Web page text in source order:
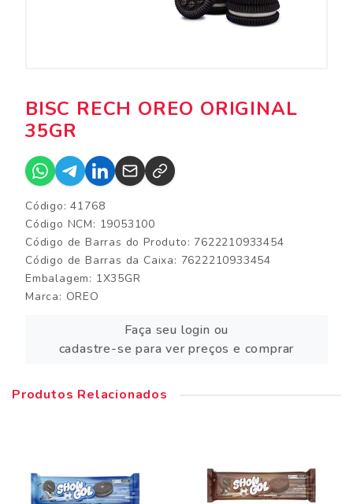
BISC RECH OREO ORIGINAL
35GR
Código: 41768
Código NCM: 19053100
Código de Barras do Produto: 7622210933454
Código de Barras da Caixa: 7622210933454
Embalagem: 1X35GR
Marca: OREO
Faça seu login ou
cadastre-se para ver preços e comprar
Produtos Relacionados